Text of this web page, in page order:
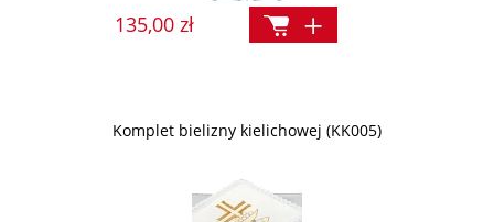
135,00 zł
Komplet bielizny kielichowej (KK005)